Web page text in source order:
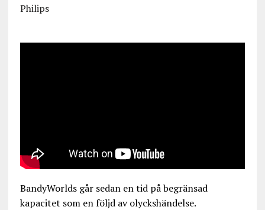
Philips
BandyWorlds går sedan en tid på begränsad
kapacitet som en följd av olyckshändelse.